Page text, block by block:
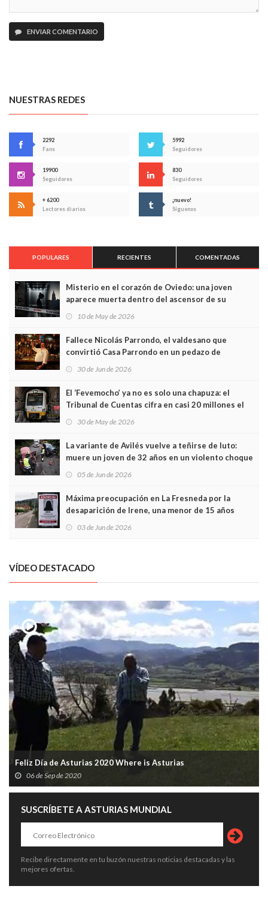
ENVIAR COMENTARIO
NUESTRAS REDES
2292
Fans
5992
Seguidores
19900
Seguidores
830
Seguidores
+ 6200
Lectores diarios
¡nuevo!
Síguenos
POPULARES RECIENTES COMENTADAS
Misterio en el corazón de Oviedo: una joven
aparece muerta dentro del ascensor de su
edificio y las cámaras captan sus últimos minutos
10 de May de 2026
Fallece Nicolás Parrondo, el valdesano que
convirtió Casa Parrondo en un pedazo de
Asturias en Madrid
30 de Jun de 2026
El ‘Fevemocho’ ya no es solo una chapuza: el
Tribunal de Cuentas cifra en casi 20 millones el
sobrecoste de los trenes que no cabían por los
30 de May de 2026
La variante de Avilés vuelve a teñirse de luto:
muere un joven de 32 años en un violento choque
frontal
05 de Jun de 2026
Máxima preocupación en La Fresneda por la
desaparición de Irene, una menor de 15 años
03 de Jun de 2026
VÍDEO DESTACADO
Feliz Día de Asturias 2020 Where is Asturias
06 de Sep de 2020
SUSCRÍBETE A ASTURIAS MUNDIAL
Recibe directamente en tu buzón nuestras noticias destacadas y las
mejores ofertas.